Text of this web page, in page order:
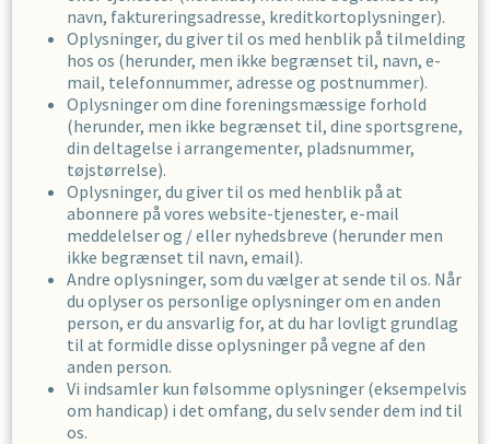
navn, faktureringsadresse, kreditkortoplysninger).
Oplysninger, du giver til os med henblik på tilmelding
hos os (herunder, men ikke begrænset til, navn, e-
mail, telefonnummer, adresse og postnummer).
Oplysninger om dine foreningsmæssige forhold
(herunder, men ikke begrænset til, dine sportsgrene,
din deltagelse i arrangementer, pladsnummer,
tøjstørrelse).
Oplysninger, du giver til os med henblik på at
abonnere på vores website-tjenester, e-mail
meddelelser og / eller nyhedsbreve (herunder men
ikke begrænset til navn, email).
Andre oplysninger, som du vælger at sende til os. Når
du oplyser os personlige oplysninger om en anden
person, er du ansvarlig for, at du har lovligt grundlag
til at formidle disse oplysninger på vegne af den
anden person.
Vi indsamler kun følsomme oplysninger (eksempelvis
om handicap) i det omfang, du selv sender dem ind til
os.